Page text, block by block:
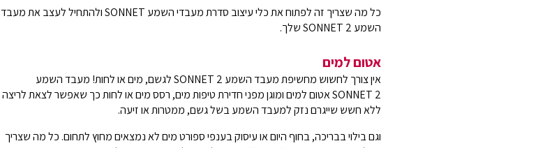
כל מה שצריך זה לפתוח את כלי עיצוב סדרת מעבדי השמע SONNET ולהתחיל לעצב את מעבד
השמע SONNET 2 שלך.
אטום למים
אין צורך לחשוש מחשיפת מעבד השמע SONNET 2 לגשם, מים או לחות! מעבד השמע
SONNET 2 אטום למים ומוגן מפני חדירת טיפות מים, רסס מים או לחות כך שאפשר לצאת לריצה
ללא חשש שייגרם נזק למעבד השמע בשל גשם, ממטרות או זיעה.
וגם בילוי בבריכה, בחוף היום או עיסוק בענפי ספורט מים לא נמצאים מחוץ לתחום. כל מה שצריך